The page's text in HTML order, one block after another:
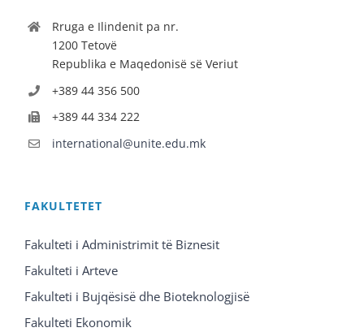
Rruga e Ilindenit pa nr.
1200 Tetovë
Republika e Maqedonisë së Veriut
+389 44 356 500
+389 44 334 222
international@unite.edu.mk
FAKULTETET
Fakulteti i Administrimit të Biznesit
Fakulteti i Arteve
Fakulteti i Bujqësisë dhe Bioteknologjisë
Fakulteti Ekonomik